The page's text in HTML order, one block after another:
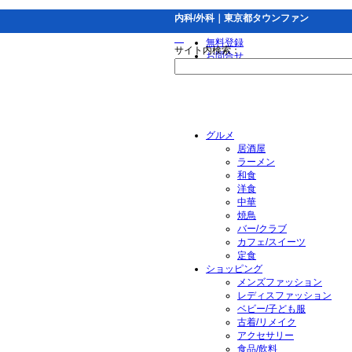
内科/外科｜東京都タウンファン
無料登録
お問合せ
サイト内検索：
グルメ
居酒屋
ラーメン
和食
洋食
中華
焼鳥
バー/クラブ
カフェ/スイーツ
定食
ショッピング
メンズファッション
レディスファッション
ベビー/子ども服
古着/リメイク
アクセサリー
食品/飲料